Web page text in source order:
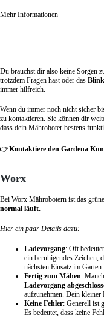
Mehr Informationen
Du brauchst dir also keine Sorgen
trotzdem Fragen hast oder das
immer hilfreich.
Wenn du immer noch nicht sicher
zu kontaktieren. Sie können dir
dass dein Mähroboter bestens
👉Kontaktiere den Gardena
Worx
Bei Worx Mährobotern ist das
normal läuft.
Hier ein paar Details dazu:
Ladevorgang: Oft
ein beruhigendes Zeichen,
nächsten Einsatz im Garten
Fertig zum Mähen:
Ladevorgang
aufzunehmen. Dein kleiner
Keine Fehler: Generell ist
Es bedeutet, dass keine